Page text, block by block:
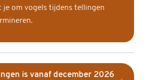
je om vogels tijdens tellingen
is vanaf december 2026